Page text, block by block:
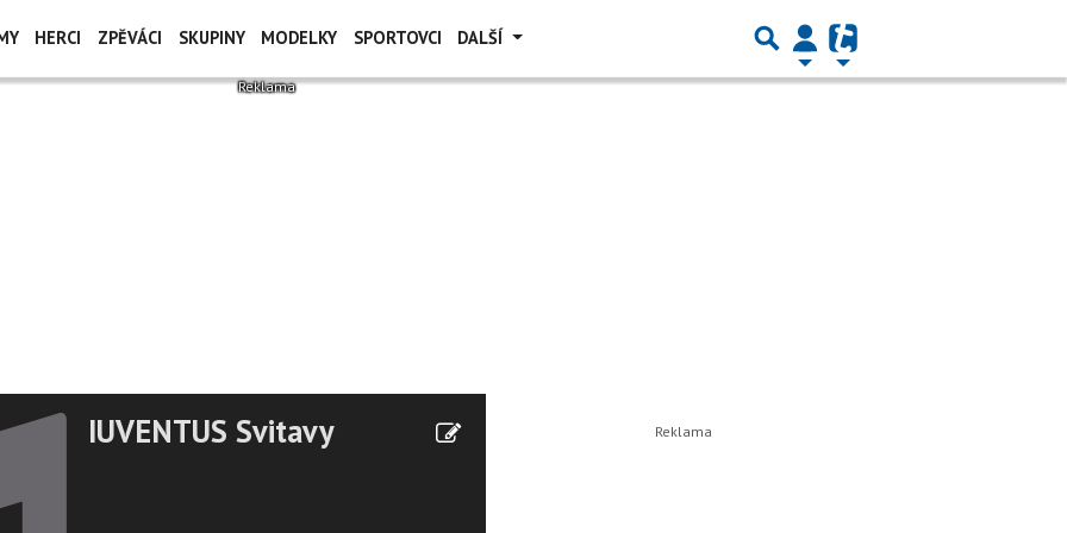
HERCI ZPĚVÁCI SKUPINY MODELKY SPORTOVCI DALŠÍ
IUVENTUS Svitavy